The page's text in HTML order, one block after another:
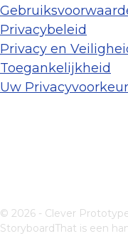
Privacybeleid
Privacy en
Toegankelijkheid
Uw
© 2026 - Clever
StoryboardThat is een